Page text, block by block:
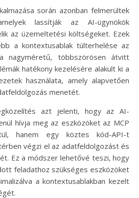
során azonban felmerültek
lassítják az AI-ügynökök
az üzemeltetési költségeket. Ezek
a kontextusablak túlterhelése az
nagyméretű, többszörösen átvitt
hatékony kezelésére alakult ki a
használata, amely alapvetően
menetét.
azt jelenti, hogy az AI-
hívja meg az eszközöket az MCP
hanem egy köztes kód-API-t
végzi el az adatfeldolgozást és
Ez a módszer lehetővé teszi, hogy
feladathoz szükséges eszközöket
a kontextusablakban kezelt